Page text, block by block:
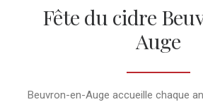
Fête du cidre
Auge
Beuvron-en-Auge accueille chaque